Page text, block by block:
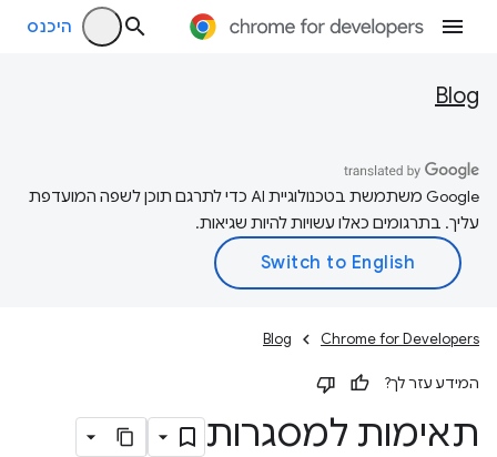
היכנס
Blog
‫Google משתמשת בטכנולוגיית AI כדי לתרגם תוכן לשפה המועדפת
עליך. בתרגומים כאלו עשויות להיות שגיאות.
Chrome for Developers
Blog
המידע עזר לך?
תאימות למסגרות